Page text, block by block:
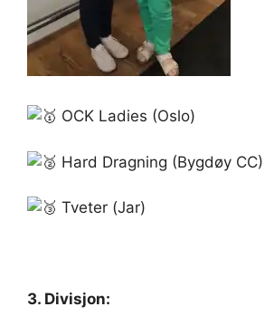
OCK Ladies (Oslo)
Hard Dragning (Bygdøy CC)
Tveter (Jar)
3. Divisjon: